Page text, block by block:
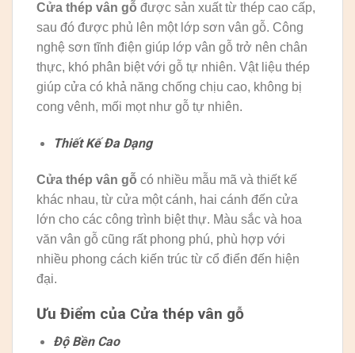
Cửa thép vân gỗ được sản xuất từ thép cao cấp,
sau đó được phủ lên một lớp sơn vân gỗ. Công
nghệ sơn tĩnh điện giúp lớp vân gỗ trở nên chân
thực, khó phân biệt với gỗ tự nhiên. Vật liệu thép
giúp cửa có khả năng chống chịu cao, không bị
cong vênh, mối mọt như gỗ tự nhiên.
Thiết Kế Đa Dạng
Cửa thép vân gỗ có nhiều mẫu mã và thiết kế
khác nhau, từ cửa một cánh, hai cánh đến cửa
lớn cho các công trình biệt thự. Màu sắc và hoa
văn vân gỗ cũng rất phong phú, phù hợp với
nhiều phong cách kiến trúc từ cổ điển đến hiện
đại.
Ưu Điểm của Cửa thép vân gỗ
Độ Bền Cao